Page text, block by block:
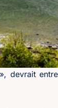
devrait